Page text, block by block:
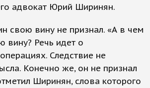
адвокат Юрий Ширинян.
свою вину не признал. «А в чем
вину? Речь идет о
Следствие не
Конечно же, он не признал
Ширинян, слова которого